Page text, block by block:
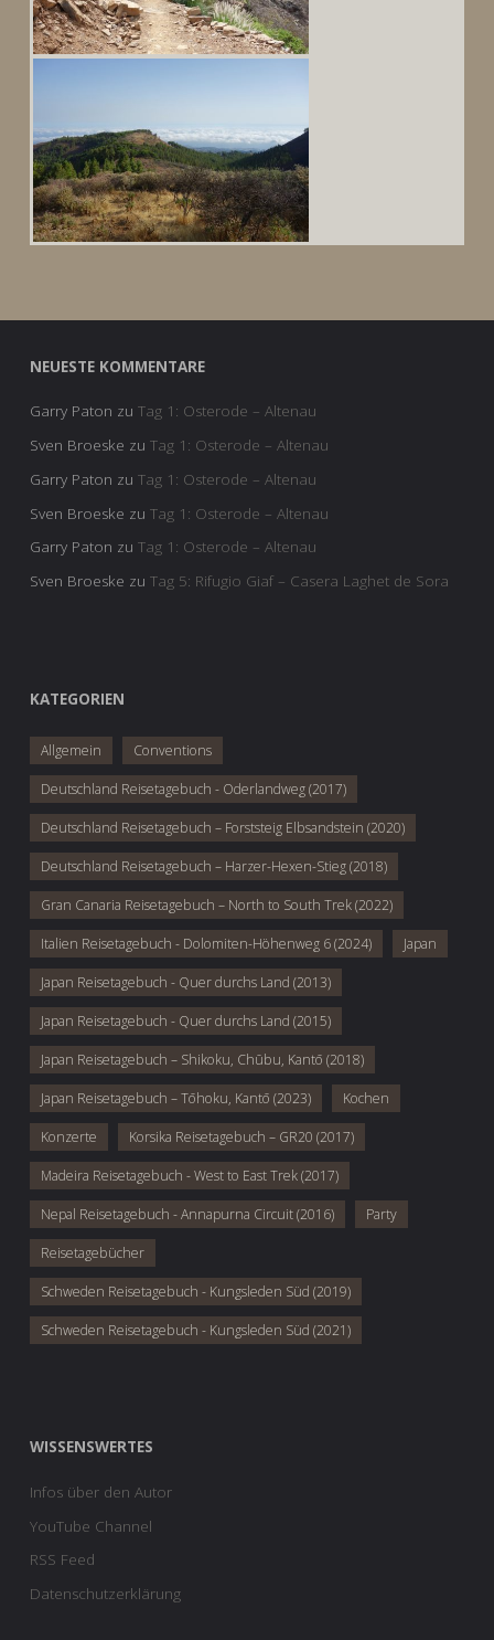
NEUESTE KOMMENTARE
Garry Paton zu Tag 1: Osterode – Altenau
Sven Broeske zu Tag 1: Osterode – Altenau
Garry Paton zu Tag 1: Osterode – Altenau
Sven Broeske zu Tag 1: Osterode – Altenau
Garry Paton zu Tag 1: Osterode – Altenau
Sven Broeske zu Tag 5: Rifugio Giaf – Casera Laghet de Sora
KATEGORIEN
Allgemein Conventions
Deutschland Reisetagebuch - Oderlandweg (2017)
Deutschland Reisetagebuch – Forststeig Elbsandstein (2020)
Deutschland Reisetagebuch – Harzer-Hexen-Stieg (2018)
Gran Canaria Reisetagebuch – North to South Trek (2022)
Italien Reisetagebuch - Dolomiten-Höhenweg 6 (2024) Japan
Japan Reisetagebuch - Quer durchs Land (2013)
Japan Reisetagebuch - Quer durchs Land (2015)
Japan Reisetagebuch – Shikoku, Chūbu, Kantō (2018)
Japan Reisetagebuch – Tōhoku, Kantō (2023) Kochen
Konzerte Korsika Reisetagebuch – GR20 (2017)
Madeira Reisetagebuch - West to East Trek (2017)
Nepal Reisetagebuch - Annapurna Circuit (2016) Party
Reisetagebücher
Schweden Reisetagebuch - Kungsleden Süd (2019)
Schweden Reisetagebuch - Kungsleden Süd (2021)
WISSENSWERTES
Infos über den Autor
YouTube Channel
RSS Feed
Datenschutzerklärung